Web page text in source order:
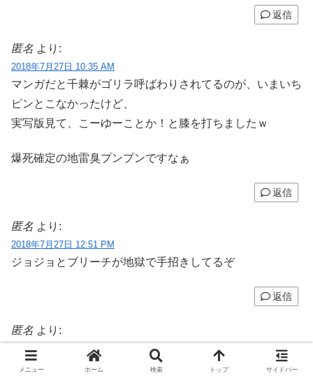
返信
匿名 より:
2018年7月27日 10:35 AM
マンガだと千棘がゴリラ呼ばわりされてるのが、いまいち
ピンとこなかったけど、
実写版見て、こーゆーことか！と膝を打ちましたｗ
爆死確定の地雷臭プンプンですなぁ
返信
匿名 より:
2018年7月27日 12:51 PM
ジョジョとブリーチが地獄で手招きしてるぞ
返信
匿名 より:
2018年7月27日 2:59 PM
ブリーチもですが、髪の形と色が実写だとどうしても引っ
メニュー ホーム 検索 トップ サイドバー